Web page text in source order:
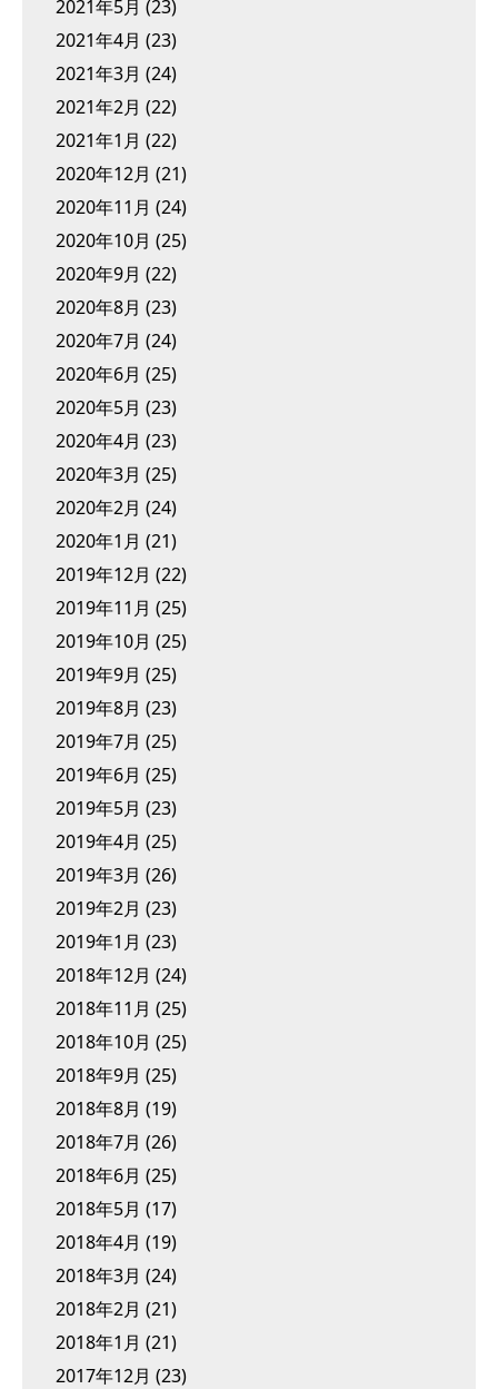
2021年5月 (23)
2021年4月 (23)
2021年3月 (24)
2021年2月 (22)
2021年1月 (22)
2020年12月 (21)
2020年11月 (24)
2020年10月 (25)
2020年9月 (22)
2020年8月 (23)
2020年7月 (24)
2020年6月 (25)
2020年5月 (23)
2020年4月 (23)
2020年3月 (25)
2020年2月 (24)
2020年1月 (21)
2019年12月 (22)
2019年11月 (25)
2019年10月 (25)
2019年9月 (25)
2019年8月 (23)
2019年7月 (25)
2019年6月 (25)
2019年5月 (23)
2019年4月 (25)
2019年3月 (26)
2019年2月 (23)
2019年1月 (23)
2018年12月 (24)
2018年11月 (25)
2018年10月 (25)
2018年9月 (25)
2018年8月 (19)
2018年7月 (26)
2018年6月 (25)
2018年5月 (17)
2018年4月 (19)
2018年3月 (24)
2018年2月 (21)
2018年1月 (21)
2017年12月 (23)